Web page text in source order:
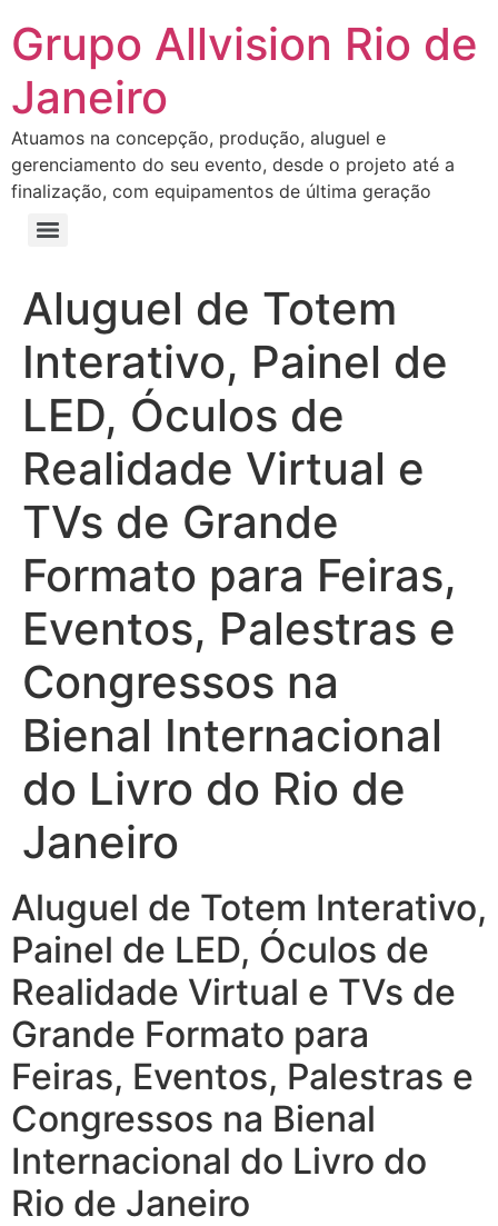
Grupo Allvision Rio de
Janeiro
Atuamos na concepção, produção, aluguel e
gerenciamento do seu evento, desde o projeto até a
finalização, com equipamentos de última geração
Aluguel de Totem
Interativo, Painel de
LED, Óculos de
Realidade Virtual e
TVs de Grande
Formato para Feiras,
Eventos, Palestras e
Congressos na
Bienal Internacional
do Livro do Rio de
Janeiro
Aluguel de Totem Interativo,
Painel de LED, Óculos de
Realidade Virtual e TVs de
Grande Formato para
Feiras, Eventos, Palestras e
Congressos na Bienal
Internacional do Livro do
Rio de Janeiro